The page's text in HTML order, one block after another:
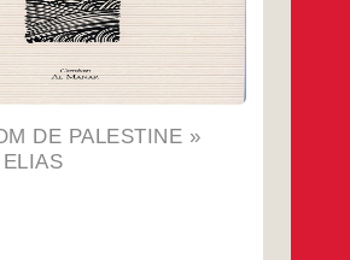
DE PALESTINE »
ELIAS